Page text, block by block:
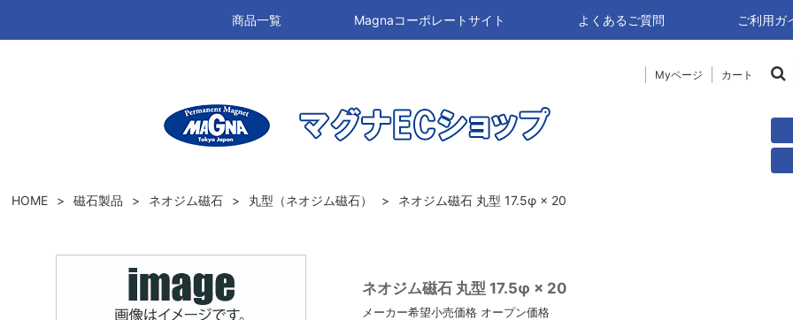
Myページ カート
商品一覧 Magnaコーポレートサイト よくあるご質問 ご利用ガ
HOME 磁石製品 ネオジム磁石 丸型（ネオジム磁石） ネオジム磁石 丸型 17.5φ × 20
ネオジム磁石 丸型 17.5φ × 20
メーカー希望小売価格 オープン価格